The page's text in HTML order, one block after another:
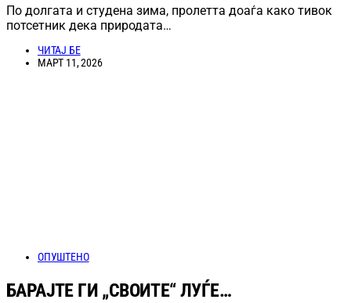
По долгата и студена зима, пролетта доаѓа како тивок
потсетник дека природата…
ЧИТАЈ БЕ
МАРТ 11, 2026
ОПУШТЕНО
БАРАЈТЕ ГИ „СВОИТЕ“ ЛУЃЕ…